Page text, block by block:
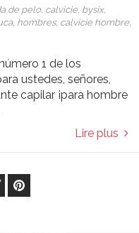
de pelo, calvicie, bysix,
hombres, calvicie hombre,
1 de los
ustedes, señores,
capilar ¡para hombre
Lire plus